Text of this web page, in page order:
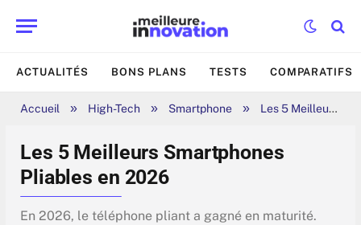
ACTUALITÉS BONS PLANS TESTS COMPARATIFS
Accueil » High-Tech » Smartphone » Les 5 Meilleurs Smartphones Pliables en 2026
Les 5 Meilleurs Smartphones
Pliables en 2026
En 2026, le téléphone pliant a gagné en maturité.